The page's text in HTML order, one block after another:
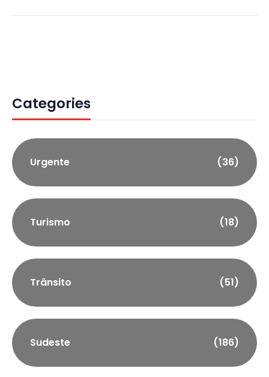
Categories
Urgente (36)
Turismo (18)
Trânsito (51)
Sudeste (186)